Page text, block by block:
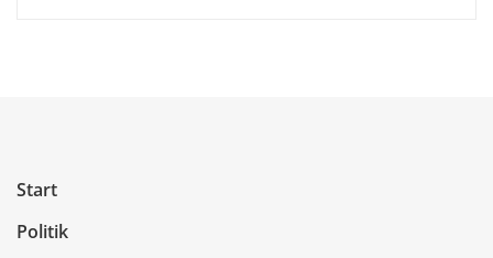
Start
Politik